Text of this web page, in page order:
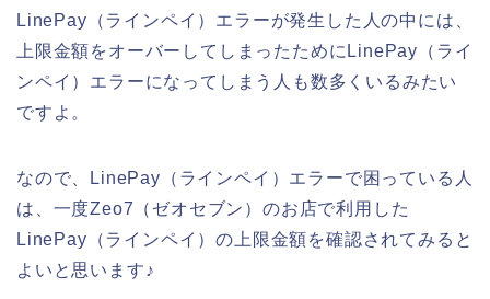
LinePay（ラインペイ）エラーが発生した人の中には、
上限金額をオーバーしてしまったためにLinePay（ライ
ンペイ）エラーになってしまう人も数多くいるみたい
ですよ。
なので、LinePay（ラインペイ）エラーで困っている人
は、一度Zeo7（ゼオセブン）のお店で利用した
LinePay（ラインペイ）の上限金額を確認されてみると
よいと思います♪